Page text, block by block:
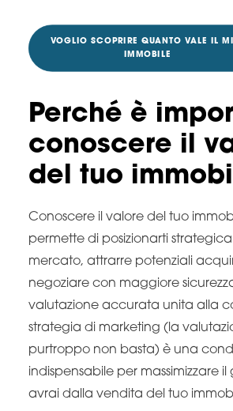
VOGLIO SCOPRIRE QUANTO VALE IL
IMMOBILE
Perché è
conoscere il
del tuo
Conoscere il valore del tuo
permette di posizionarti
mercato, attrarre potenziali
negoziare con maggiore
valutazione accurata unita alla
strategia di marketing (la
purtroppo non basta) è una
indispensabile per massimizzare
avrai dalla vendita del tuo